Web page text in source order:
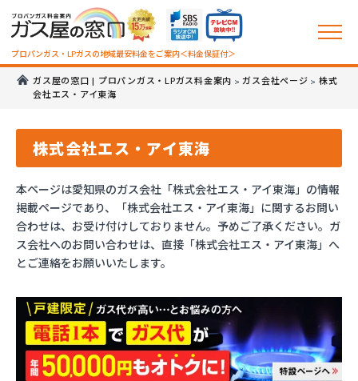
プロパンガス・LPガスの地域最安料金をご案内＜料金保証付＞
ガス屋の窓口 | プロパンガス・LPガス料金案内 >ガス会社ページ > 株式
会社エス・アイ東海
株式会社エス・アイ東海
本ページは愛知県のガス会社「株式会社エス・アイ東海」の情報
掲載ページであり、「株式会社エス・アイ東海」に関するお問い
合わせは、お受け付けしておりません。予めご了承ください。ガ
ス会社へのお問い合わせは、直接「株式会社エス・アイ東海」へ
とご連絡をお願いいたします。